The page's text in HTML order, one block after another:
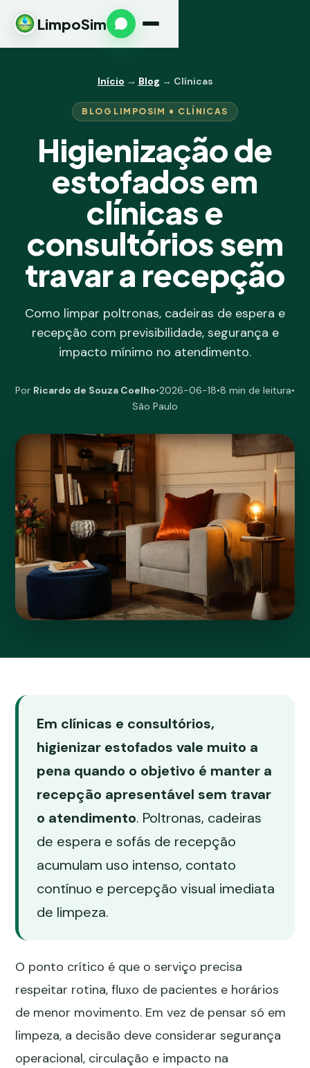
LimpoSim
Início → Blog → Clínicas
BLOG LIMPOSIM • CLÍNICAS
Higienização de
estofados em
clínicas e
consultórios sem
travar a recepção
Como limpar poltronas, cadeiras de espera e
recepção com previsibilidade, segurança e
impacto mínimo no atendimento.
Por Ricardo de Souza Coelho•2026-06-18•8 min de leitura•
São Paulo
Em clínicas e consultórios,
higienizar estofados vale muito a
pena quando o objetivo é manter a
recepção apresentável sem travar
o atendimento. Poltronas, cadeiras
de espera e sofás de recepção
acumulam uso intenso, contato
contínuo e percepção visual imediata
de limpeza.
O ponto crítico é que o serviço precisa
respeitar rotina, fluxo de pacientes e horários
de menor movimento. Em vez de pensar só em
limpeza, a decisão deve considerar segurança
operacional, circulação e impacto na